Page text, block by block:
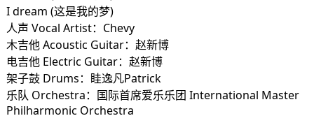
I dream (这是我的梦)
人声 Vocal Artist：Chevy
木吉他 Acoustic Guitar：赵新博
电吉他 Electric Guitar：赵新博
架子鼓 Drums：眭逸凡Patrick
乐队 Orchestra：国际首席爱乐乐团 International Master
Philharmonic Orchestra